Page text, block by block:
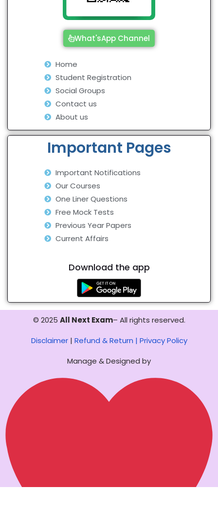
What'sApp Channel
Home
Student Registration
Social Groups
Contact us
About us
Important Pages
Important Notifications
Our Courses
One Liner Questions
Free Mock Tests
Previous Year Papers
Current Affairs
Download the app
© 2025 All Next Exam– All rights reserved.
Disclaimer| Refund & Return | Privacy Policy
Manage & Designed by